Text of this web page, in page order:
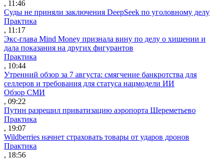
, 11:46
Суды не приняли заключения DeepSeek по уголовному делу
Практика
, 11:17
Экс-глава Mind Money признала вину по делу о хищении и
дала показания на других фигурантов
Практика
, 10:44
Утренний обзор за 7 августа: смягчение банкротства для
селлеров и требования для статуса нацмодели ИИ
Обзор СМИ
, 09:22
Путин разрешил приватизацию аэропорта Шереметьево
Практика
, 19:07
Wildberries начнет страховать товары от ударов дронов
Практика
, 18:56